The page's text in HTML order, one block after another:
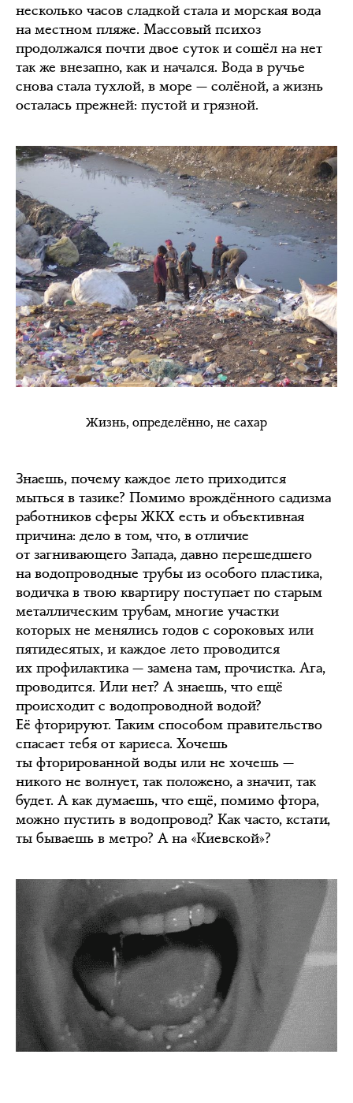
несколько часов сладкой стала и морская вода
на местном пляже. Массовый психоз
продолжался почти двое суток и сошёл на нет
так же внезапно, как и начался. Вода в ручье
снова стала тухлой, в море — солёной, а жизнь
осталась прежней: пустой и грязной.
Жизнь, определённо, не сахар
Знаешь, почему каждое лето приходится
мыться в тазике? Помимо врождённого садизма
работников сферы ЖКХ есть и объективная
причина: дело в том, что, в отличие
от загнивающего Запада, давно перешедшего
на водопроводные трубы из особого пластика,
водичка в твою квартиру поступает по старым
металлическим трубам, многие участки
которых не менялись годов с сороковых или
пятидесятых, и каждое лето проводится
их профилактика — замена там, прочистка. Ага,
проводится. Или нет? А знаешь, что ещё
происходит с водопроводной водой?
Её фторируют. Таким способом правительство
спасает тебя от кариеса. Хочешь
ты фторированной воды или не хочешь —
никого не волнует, так положено, а значит, так
будет. А как думаешь, что ещё, помимо фтора,
можно пустить в водопровод? Как часто, кстати,
ты бываешь в метро? А на «Киевской»?